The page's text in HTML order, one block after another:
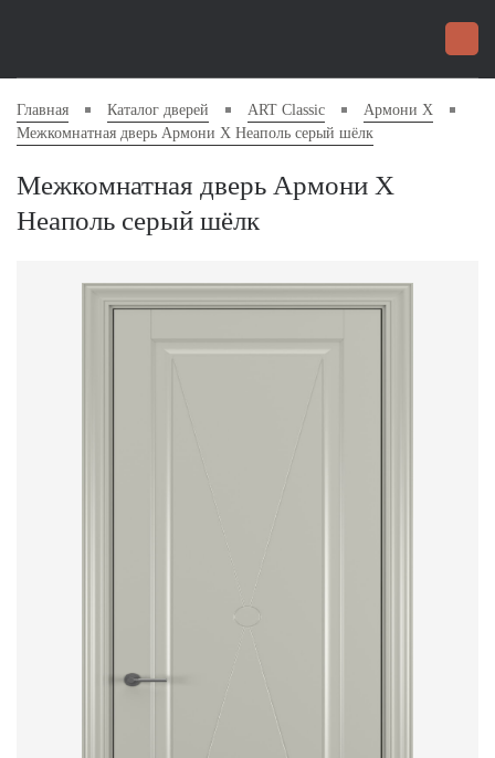
Главная Каталог дверей ART Classic
Армони X
Межкомнатная дверь Армони X Неаполь серый шёлк
Межкомнатная дверь Армони X
Неаполь серый шёлк